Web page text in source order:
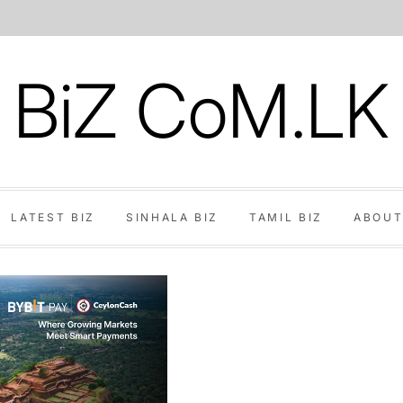
BiZ CoM.LK
LATEST BIZ SINHALA BIZ TAMIL BIZ